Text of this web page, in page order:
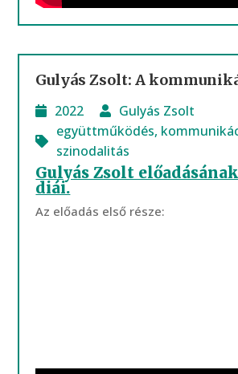
Gulyás Zsolt: A
2022
Gulyás Zsolt
együttműködés,
szinodalitás
Gulyás Zsolt
diái.
Az előadás első része: